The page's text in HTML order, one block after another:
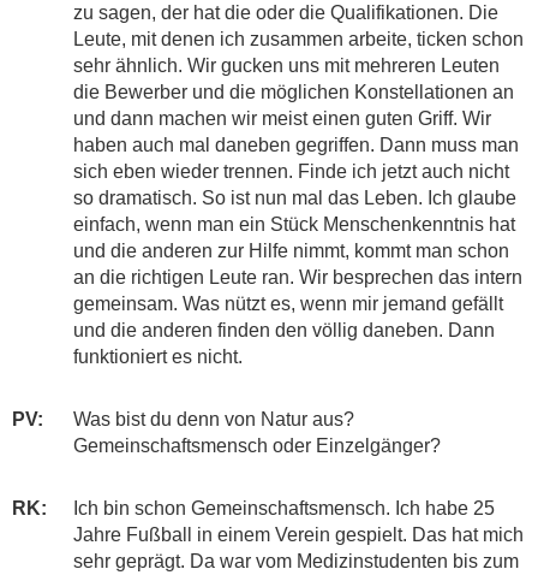
zu sagen, der hat die oder die Qualifikationen. Die
Leute, mit denen ich zusammen arbeite, ticken schon
sehr ähnlich. Wir gucken uns mit mehreren Leuten
die Bewerber und die möglichen Konstellationen an
und dann machen wir meist einen guten Griff. Wir
haben auch mal daneben gegriffen. Dann muss man
sich eben wieder trennen. Finde ich jetzt auch nicht
so dramatisch. So ist nun mal das Leben. Ich glaube
einfach, wenn man ein Stück Menschenkenntnis hat
und die anderen zur Hilfe nimmt, kommt man schon
an die richtigen Leute ran. Wir besprechen das intern
gemeinsam. Was nützt es, wenn mir jemand gefällt
und die anderen finden den völlig daneben. Dann
funktioniert es nicht.
PV:
Was bist du denn von Natur aus?
Gemeinschaftsmensch oder Einzelgänger?
RK:
Ich bin schon Gemeinschaftsmensch. Ich habe 25
Jahre Fußball in einem Verein gespielt. Das hat mich
sehr geprägt. Da war vom Medizinstudenten bis zum